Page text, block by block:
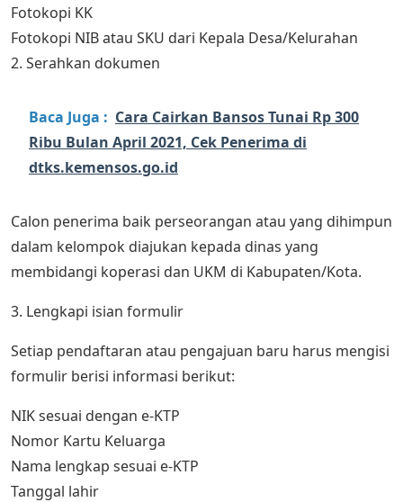
Fotokopi KK
Fotokopi NIB atau SKU dari Kepala Desa/Kelurahan
2. Serahkan dokumen
Baca Juga : Cara Cairkan Bansos Tunai Rp 300
Ribu Bulan April 2021, Cek Penerima di
dtks.kemensos.go.id
Calon penerima baik perseorangan atau yang dihimpun
dalam kelompok diajukan kepada dinas yang
membidangi koperasi dan UKM di Kabupaten/Kota.
3. Lengkapi isian formulir
Setiap pendaftaran atau pengajuan baru harus mengisi
formulir berisi informasi berikut:
NIK sesuai dengan e-KTP
Nomor Kartu Keluarga
Nama lengkap sesuai e-KTP
Tanggal lahir